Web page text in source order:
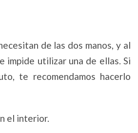
de las dos manos, y al
impide utilizar una de ellas. Si
te recomendamos hacerlo
el interior.